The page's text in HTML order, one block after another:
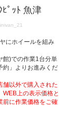
ﾟｯﾄ 魚津
にホイールを組み
館)での作業1台分単
約」よりお進みくだ
以外で購入された
WEB上の表示価格と
前に作業価格をご確